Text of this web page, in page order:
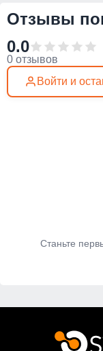
Отзывы
0.0
0 отзывов
Войти и
Станьте